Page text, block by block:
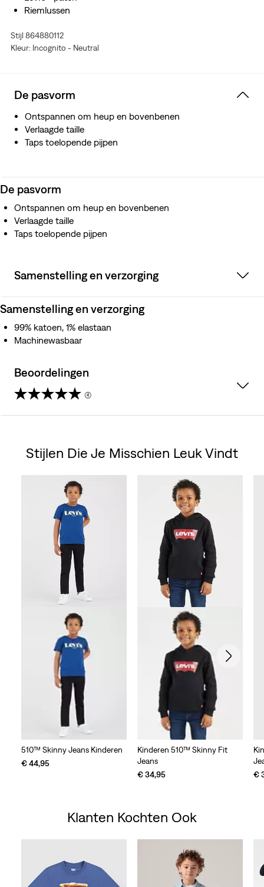
Riemlussen
Stijl 864880112
Kleur: Incognito - Neutral
De pasvorm
Ontspannen om heup en bovenbenen
Verlaagde taille
Taps toelopende pijpen
De pasvorm
Ontspannen om heup en bovenbenen
Verlaagde taille
Taps toelopende pijpen
Samenstelling en verzorging
Samenstelling en verzorging
99% katoen, 1% elastaan
Machinewasbaar
Beoordelingen
(4)
de
beoordelingen
Stijlen Die Je Misschien Leuk Vindt
510™ Skinny Jeans Kinderen
€ 44,95
Kinderen 510™ Skinny Fit
Jeans
€ 34,95
€
Klanten Kochten Ook